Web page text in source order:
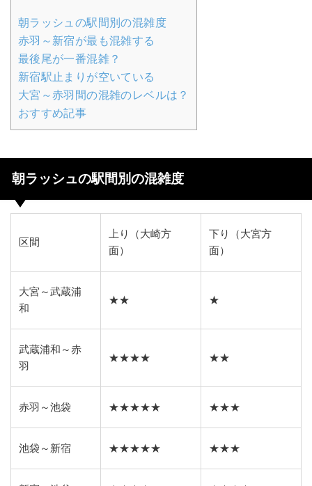
朝ラッシュの駅間別の混雑度
赤羽～新宿が最も混雑する
最後尾が一番混雑？
新宿駅止まりが空いている
大宮～赤羽間の混雑のレベルは？
おすすめ記事
朝ラッシュの駅間別の混雑度
区間
上り（大崎方
面）
下り（大宮方
面）
大宮～武蔵浦
和
★★ ★
武蔵浦和～赤
羽
★★★★ ★★
赤羽～池袋 ★★★★★ ★★★
池袋～新宿 ★★★★★ ★★★